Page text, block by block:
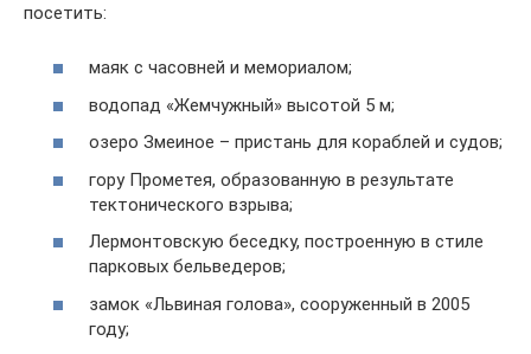
посетить:
маяк с часовней и мемориалом;
водопад «Жемчужный» высотой 5 м;
озеро Змеиное – пристань для кораблей и судов;
гору Прометея, образованную в результате
тектонического взрыва;
Лермонтовскую беседку, построенную в стиле
парковых бельведеров;
замок «Львиная голова», сооруженный в 2005
году;